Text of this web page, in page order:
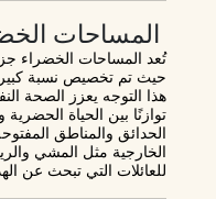
المساحات
تُعد المساحات الخضراء
حيث تم تخصيص نسبة
هذا التوجه يعزز الصحة
توازنًا بين الحياة الحضرية
الحدائق والمناطق
الخارجية مثل المشي
للعائلات التي تبحث عن